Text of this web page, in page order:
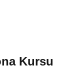
Kursu